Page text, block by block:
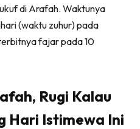
di Arafah. Waktunya
(waktu zuhur) pada
fajar pada 10
Rugi Kalau
Hari Istimewa Ini